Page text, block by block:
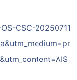
CSC-20250711